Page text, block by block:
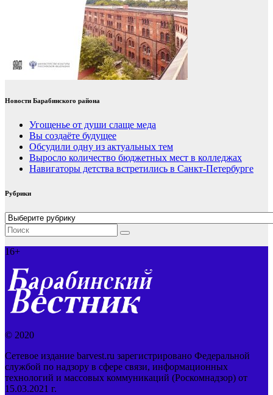
Новости Барабинского района
Угощенье от души слаще меда
Вы создаёте будущее
Обсудили одну из актуальных тем
Выросло количество бюджетных мест в колледжах
Навигаторы детства встретились в Санкт-Петербурге
Рубрики
Рубрики
16+
© 2020
Сетевое издание barvest.ru зарегистрировано Федеральной
службой по надзору в сфере связи, информационных
технологий и массовых коммуникаций (Роскомнадзор) от
15.03.2021 г.